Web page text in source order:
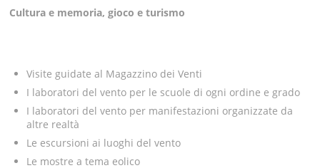
bm
Cultura e memoria, gioco e turismo
Visite guidate al Magazzino dei Venti
I laboratori del vento per le scuole di ogni ordine e grado
I laboratori del vento per manifestazioni organizzate da
altre realtà
Le escursioni ai luoghi del vento
Le mostre a tema eolico